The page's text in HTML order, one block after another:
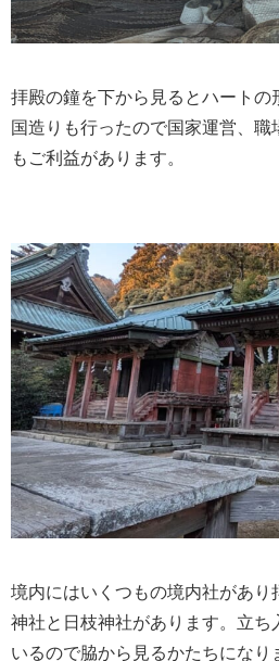
拝殿の鐘を下から見るとハートの
国造りも行ったので国家運営、職
もご利益があります。
境内にはいくつもの境内社があり
神社と日枝神社があります。立ち
いるので脇から見るかたちになり